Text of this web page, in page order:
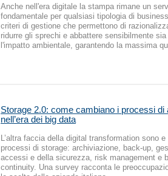
Anche nell'era digitale la stampa rimane un
fondamentale per qualsiasi tipologia di
criteri di gestione che permettono di
ridurre gli sprechi e abbattere sensibilmente
l'impatto ambientale, garantendo la massima
Storage 2.0: come cambiano i processi di
nell’era dei big data
L’altra faccia della digital transformation sono
processi di storage: archiviazione, back-up,
accessi e della sicurezza, risk management e
continuity. Una survey racconta le